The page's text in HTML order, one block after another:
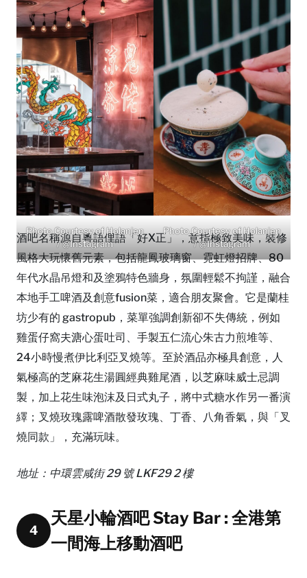
Photo Courtesy of Holanjen
/ @Instagram
Photo Courtesy of Holanjen
/ @Instagram
酒吧名稱源自粵語俚語「好X正」，意指極致美味，裝修
風格大玩懷舊元素，包括龍鳳玻璃窗、霓虹燈招牌、80
年代水晶吊燈和及塗鴉特色牆身，氛圍輕鬆不拘謹，融合
本地手工啤酒及創意fusion菜，適合朋友聚會。它是蘭桂
坊少有的 gastropub，菜單強調創新卻不失傳統，例如
雞蛋仔窩夫溏心蛋吐司、手製五仁流心朱古力煎堆等、
24小時慢煮伊比利亞叉燒等。至於酒品亦極具創意，人
氣極高的芝麻花生湯圓經典雞尾酒，以芝麻味威士忌調
製，加上花生味泡沫及日式丸子，將中式糖水作另一番演
繹；叉燒玫瑰露啤酒散發玫瑰、丁香、八角香氣，與「叉
燒同款」，充滿玩味。
地址：中環雲咸街 29 號 LKF29 2 樓
4
天星小輪酒吧 Stay Bar : 全港第
一間海上移動酒吧